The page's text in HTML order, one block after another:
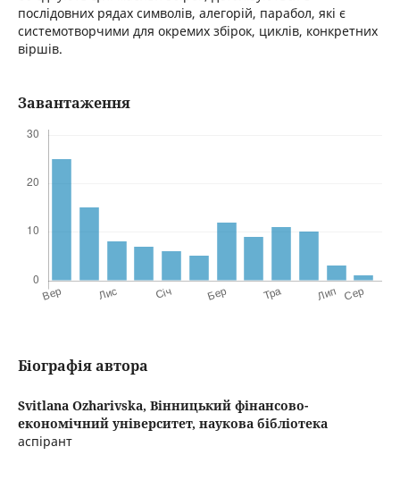
послідовних рядах символів, алегорій, парабол, які є
системотворчими для окремих збірок, циклів, конкретних
віршів.
Завантаження
Біографія автора
Svitlana Ozharivska, Вінницький фінансово-
економічний університет, наукова бібліотека
аспірант